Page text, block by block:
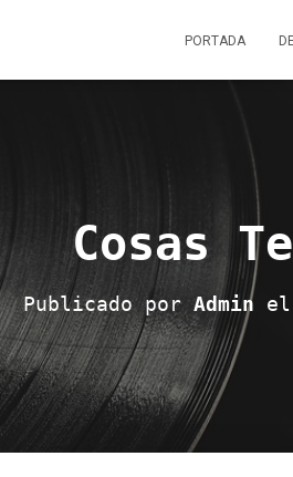
PORTADA
Cosas
Publicado por Admin el